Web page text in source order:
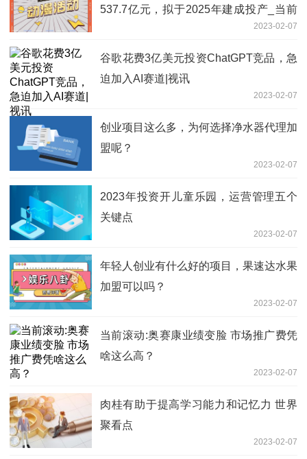
537.7亿元，拟于2025年建成投产_当前
2023-02-07
谷歌花费3亿美元投资ChatGPT竞品，急
迫加入AI赛道|视讯
2023-02-07
创业项目这么多，为何选择净水器代理加
盟呢？
2023-02-07
2023年投资开儿童乐园，运营管理五个
关键点
2023-02-07
年轻人创业有什么好的项目，果速达水果
加盟可以吗？
2023-02-07
当前滚动:奥赛康业绩变脸 市场推广费凭
啥这么高？
2023-02-07
肉桂有助于提高学习能力和记忆力 世界
聚看点
2023-02-07